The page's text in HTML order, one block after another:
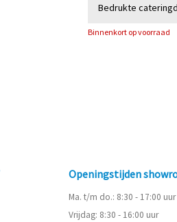
Bedrukte
Binnenkort op voorraad
Openingstijden
Ma. t/m do.: 8:30 - 17:00 uur
Vrijdag: 8:30 - 16:00 uur